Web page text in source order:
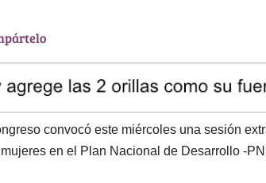
convocó este miércoles una sesión
en el Plan Nacional de Desarrollo -